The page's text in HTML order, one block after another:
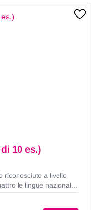
10 es.)
riconosciuto a livello
le lingue nazionali e
tirocinio standard,